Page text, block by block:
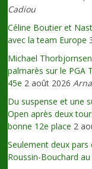
Cadiou
Céline Boutier et
avec la team Europe
Michael
palmarès sur le PGA
45e 2 août 2026
Du suspense et une
Open après deux
bonne 12e place 2
Seulement deux
Roussin-Bouchard